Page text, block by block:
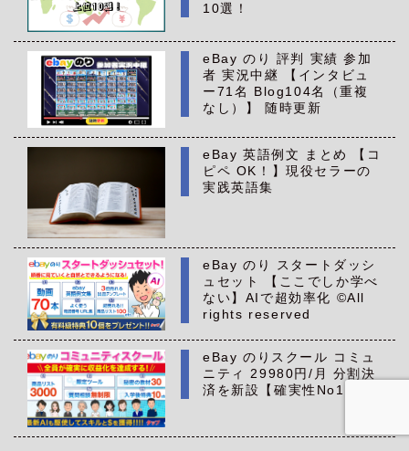
10選！
eBay のり 評判 実績 参加
者 実況中継 【インタビュ
ー71名 Blog104名（重複
なし）】 随時更新
eBay 英語例文 まとめ 【コ
ピペ OK！】現役セラーの
実践英語集
eBay のり スタートダッシ
ュセット 【ここでしか学べ
ない】AIで超効率化 ©All
rights reserved
eBay のりスクール コミュ
ニティ 29980円/月 分割決
済を新設【確実性No1】